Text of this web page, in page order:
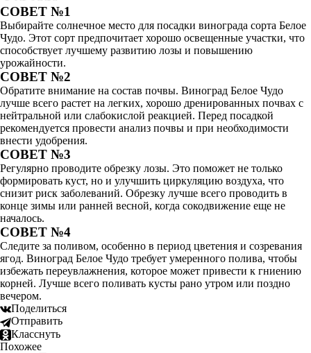
СОВЕТ №1
Выбирайте солнечное место для посадки винограда сорта Белое
Чудо. Этот сорт предпочитает хорошо освещенные участки, что
способствует лучшему развитию лозы и повышению
урожайности.
СОВЕТ №2
Обратите внимание на состав почвы. Виноград Белое Чудо
лучше всего растет на легких, хорошо дренированных почвах с
нейтральной или слабокислой реакцией. Перед посадкой
рекомендуется провести анализ почвы и при необходимости
внести удобрения.
СОВЕТ №3
Регулярно проводите обрезку лозы. Это поможет не только
формировать куст, но и улучшить циркуляцию воздуха, что
снизит риск заболеваний. Обрезку лучше всего проводить в
конце зимы или ранней весной, когда сокодвижение еще не
началось.
СОВЕТ №4
Следите за поливом, особенно в период цветения и созревания
ягод. Виноград Белое Чудо требует умеренного полива, чтобы
избежать переувлажнения, которое может привести к гниению
корней. Лучше всего поливать кусты рано утром или поздно
вечером.
Поделиться
Отправить
Класснуть
Похожее